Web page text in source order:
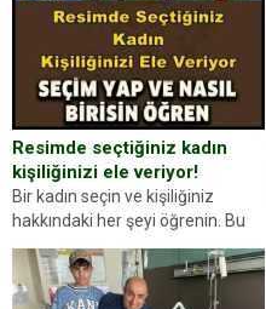
Resimde seçtiğiniz kadın
kişiliğinizi ele veriyor!
Bir kadın seçin ve kişiliğiniz
hakkındaki her şeyi öğrenin. Bu
kez karşınıza oldukça farklı bir
kişilik testiyle çıkıyoruz. Resimde
gördüğünüz kadın figürlerinden